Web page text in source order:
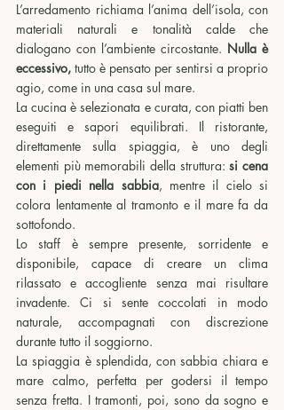
L’arredamento richiama l’anima dell’isola, con
materiali naturali e tonalità calde che
dialogano con l’ambiente circostante. Nulla è
eccessivo, tutto è pensato per sentirsi a proprio
agio, come in una casa sul mare.
La cucina è selezionata e curata, con piatti ben
eseguiti e sapori equilibrati. Il ristorante,
direttamente sulla spiaggia, è uno degli
elementi più memorabili della struttura: si cena
con i piedi nella sabbia, mentre il cielo si
colora lentamente al tramonto e il mare fa da
sottofondo.
Lo staff è sempre presente, sorridente e
disponibile, capace di creare un clima
rilassato e accogliente senza mai risultare
invadente. Ci si sente coccolati in modo
naturale, accompagnati con discrezione
durante tutto il soggiorno.
La spiaggia è splendida, con sabbia chiara e
mare calmo, perfetta per godersi il tempo
senza fretta. I tramonti, poi, sono da sogno e